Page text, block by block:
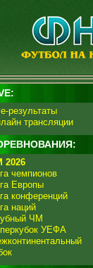
результаты
трансляции
2026
чемпионов
Европы
конференций
наций
ЧМ
УЕФА